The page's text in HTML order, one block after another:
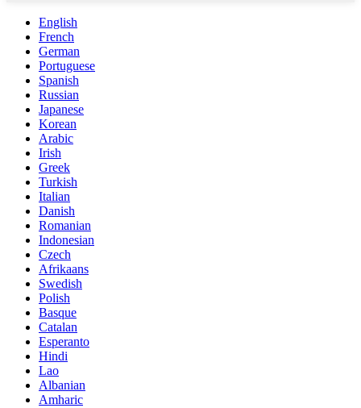
English
French
German
Portuguese
Spanish
Russian
Japanese
Korean
Arabic
Irish
Greek
Turkish
Italian
Danish
Romanian
Indonesian
Czech
Afrikaans
Swedish
Polish
Basque
Catalan
Esperanto
Hindi
Lao
Albanian
Amharic